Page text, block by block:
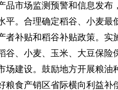
品市场监测预警和信息发
平。合理确定稻谷、小麦
者补贴和稻谷补贴政策。
谷、小麦、玉米、大豆保
场建设。鼓励地方开展粮
粮食产销区省际横向利益补